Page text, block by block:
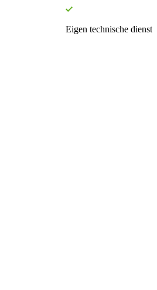
Eigen technische dienst